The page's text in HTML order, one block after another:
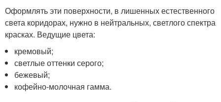
Оформлять эти поверхности, в лишенных естественного
света коридорах, нужно в нейтральных, светлого спектра
красках. Ведущие цвета:
кремовый;
светлые оттенки серого;
бежевый;
кофейно-молочная гамма.